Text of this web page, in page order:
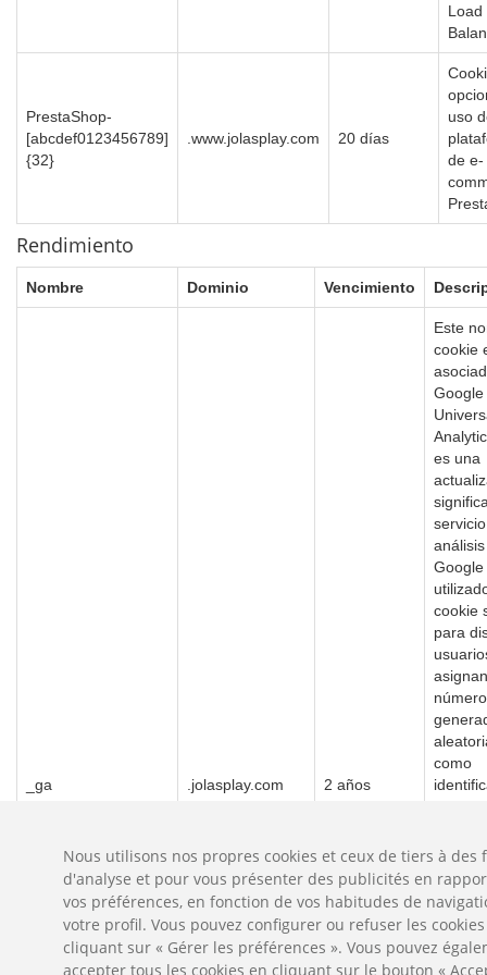
Load
PrestaShop-
[abcdef0123456789]
{32}
.www.jolasplay.com 20 días
uso
de e-
Rendimiento
Nombre Dominio Vencimiento
_ga .jolasplay.com 2 años
Este
cookie
Google
es una
cookie
para
número
como
sitio y
para
datos
Nous utilisons nos propres cookies et ceux de tiers à des
d'analyse et pour vous présenter des publicités en
vos préférences, en fonction de vos habitudes de
votre profil. Vous pouvez configurer ou refuser les
cliquant sur « Gérer les préférences ». Vous pouvez
accepter tous les cookies en cliquant sur le bouton «